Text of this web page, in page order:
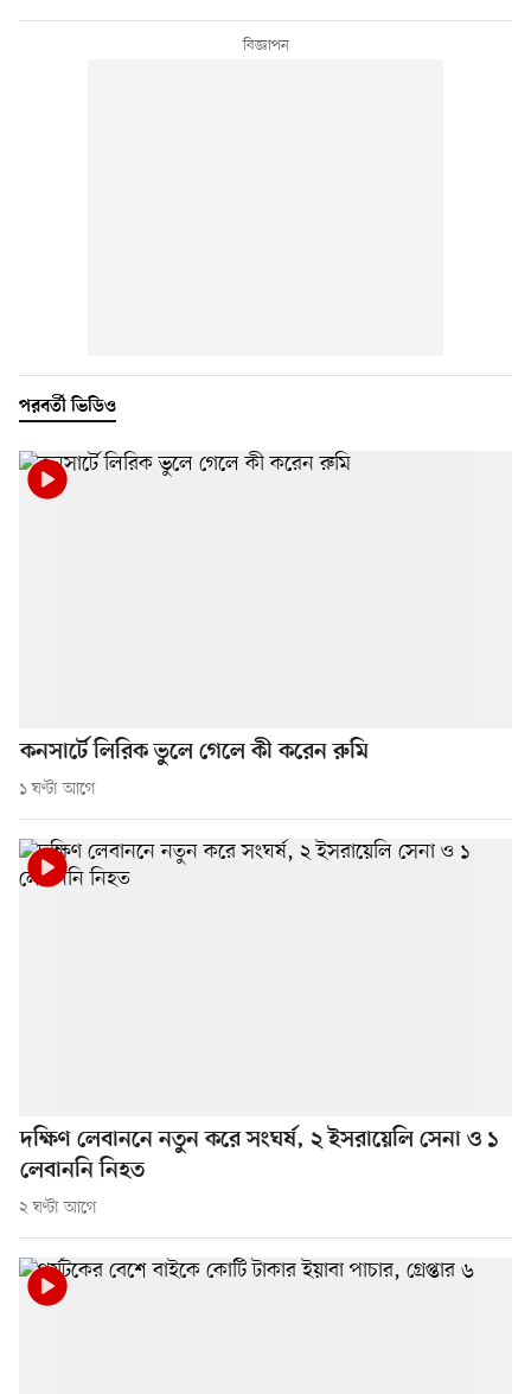
পরবর্তী ভিডিও
কনসার্টে লিরিক ভুলে গেলে কী করেন রুমি
১ ঘণ্টা আগে
দক্ষিণ লেবাননে নতুন করে সংঘর্ষ, ২ ইসরায়েলি সেনা ও ১
লেবাননি নিহত
২ ঘণ্টা আগে